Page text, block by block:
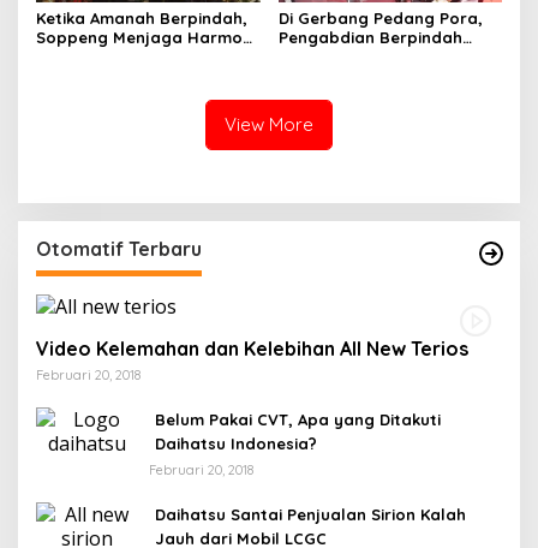
Ketika Amanah Berpindah,
Soppeng Menjaga Harmoni
Di Gerbang Pedang Pora,
Pengabdian Berpindah
View More
Otomatif Terbaru
Video Kelemahan dan Kelebihan All New Terios
Februari 20, 2018
Belum Pakai CVT, Apa yang Ditakuti
Daihatsu Indonesia?
Februari 20, 2018
Daihatsu Santai Penjualan Sirion Kalah
Jauh dari Mobil LCGC